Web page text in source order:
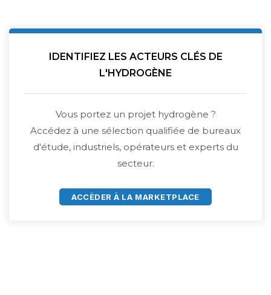
IDENTIFIEZ LES ACTEURS CLÉS DE
L'HYDROGÈNE
Vous portez un projet hydrogène ?
Accédez à une sélection qualifiée de bureaux
d'étude, industriels, opérateurs et experts du
secteur.
ACCÈDER À LA MARKETPLACE